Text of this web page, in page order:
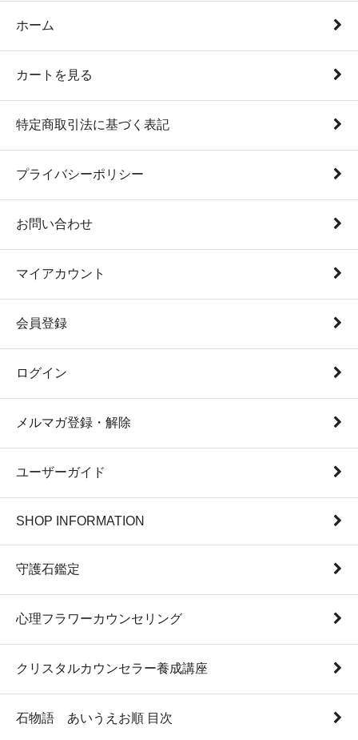
ホーム
カートを見る
特定商取引法に基づく表記
プライバシーポリシー
お問い合わせ
マイアカウント
会員登録
ログイン
メルマガ登録・解除
ユーザーガイド
SHOP INFORMATION
守護石鑑定
心理フラワーカウンセリング
クリスタルカウンセラー養成講座
石物語 あいうえお順 目次